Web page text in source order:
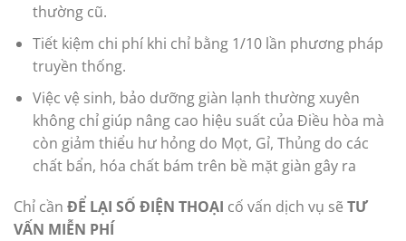
thường cũ.
Tiết kiệm chi phí khi chỉ bằng 1/10 lần phương pháp
truyền thống.
Việc vệ sinh, bảo dưỡng giàn lạnh thường xuyên
không chỉ giúp nâng cao hiệu suất của Điều hòa mà
còn giảm thiểu hư hỏng do Mọt, Gỉ, Thủng do các
chất bẩn, hóa chất bám trên bề mặt giàn gây ra
Chỉ cần ĐỂ LẠI SỐ ĐIỆN THOẠI cố vấn dịch vụ sẽ TƯ
VẤN MIỄN PHÍ